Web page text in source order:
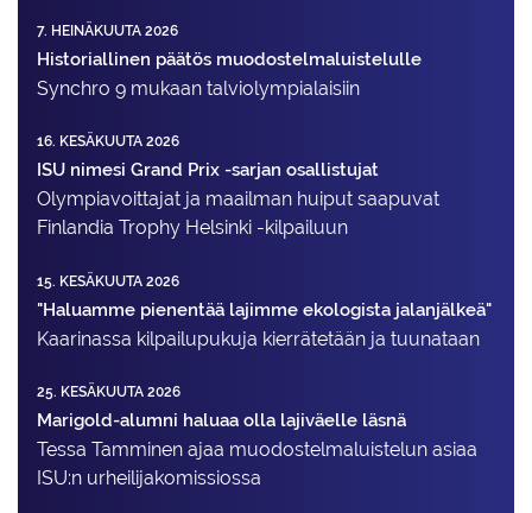
7. HEINÄKUUTA 2026
Historiallinen päätös muodostelmaluistelulle
Synchro 9 mukaan talviolympialaisiin
16. KESÄKUUTA 2026
ISU nimesi Grand Prix -sarjan osallistujat
Olympiavoittajat ja maailman huiput saapuvat
Finlandia Trophy Helsinki -kilpailuun
15. KESÄKUUTA 2026
"Haluamme pienentää lajimme ekologista jalanjälkeä"
Kaarinassa kilpailupukuja kierrätetään ja tuunataan
25. KESÄKUUTA 2026
Marigold-alumni haluaa olla lajiväelle läsnä
Tessa Tamminen ajaa muodostelma­luistelun asiaa
ISU:n urheilija­komissiossa